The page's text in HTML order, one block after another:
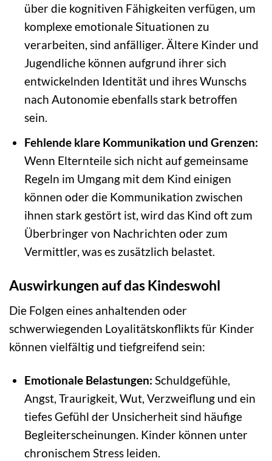
über die kognitiven Fähigkeiten verfügen, um
komplexe emotionale Situationen zu
verarbeiten, sind anfälliger. Ältere Kinder und
Jugendliche können aufgrund ihrer sich
entwickelnden Identität und ihres Wunschs
nach Autonomie ebenfalls stark betroffen
sein.
Fehlende klare Kommunikation und Grenzen:
Wenn Elternteile sich nicht auf gemeinsame
Regeln im Umgang mit dem Kind einigen
können oder die Kommunikation zwischen
ihnen stark gestört ist, wird das Kind oft zum
Überbringer von Nachrichten oder zum
Vermittler, was es zusätzlich belastet.
Auswirkungen auf das Kindeswohl
Die Folgen eines anhaltenden oder
schwerwiegenden Loyalitätskonflikts für Kinder
können vielfältig und tiefgreifend sein:
Emotionale Belastungen: Schuldgefühle,
Angst, Traurigkeit, Wut, Verzweiflung und ein
tiefes Gefühl der Unsicherheit sind häufige
Begleiterscheinungen. Kinder können unter
chronischem Stress leiden.